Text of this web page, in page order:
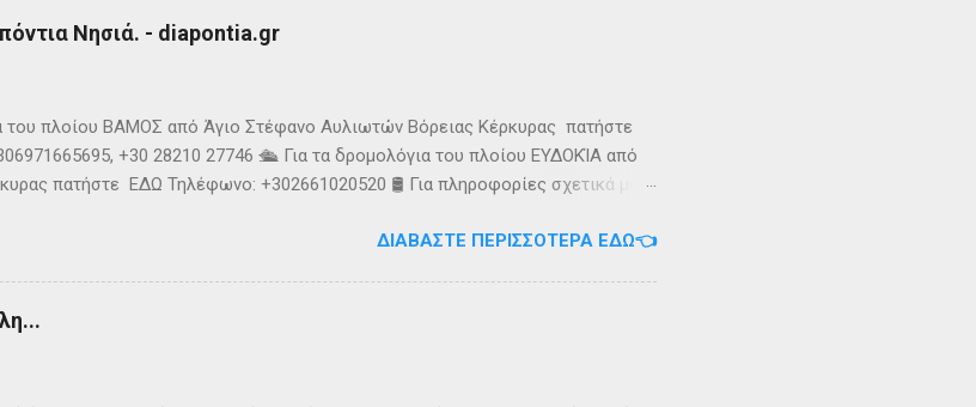
τη προσπάθεια. 👉 Ακολουθήστε μας στο Instagram 👉 Ακολουθήστε μας στο
Νησιά. - diapontia.gr
του πλοίου ΒΑΜΟΣ από Άγιο Στέφανο Αυλιωτών Βόρειας Κέρκυρας πατήστε
+30 28210 27746 🛳️ Για τα δρομολόγια του πλοίου ΕΥΔΟΚΊΑ από
πατήστε ΕΔΩ Τηλέφωνο: +302661020520 🛢️ Για πληροφορίες σχετικά με
μας στο Facebook και στο Instagram 📬Εγγραφείτε στο
ΔΙΑΒΆΣΤΕ ΠΕΡΙΣΣΌΤΕΡΑ ΕΔΏ👈